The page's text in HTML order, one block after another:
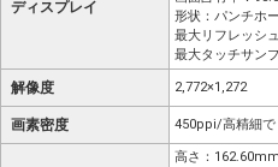
ディスプレイ
形状：パンチホ
最大リフレッシ
最大タッチサン
解像度 2,772×1,272
画素密度 450ppi/高精細で
高さ：162.60mm